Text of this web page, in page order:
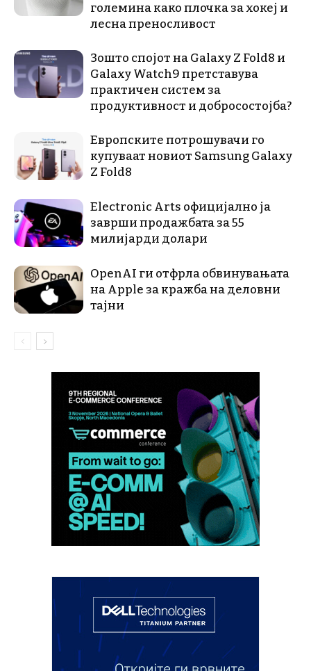
големина како плочка за хокеј и
лесна преносливост
Зошто спојот на Galaxy Z Fold8 и
Galaxy Watch9 претставува
практичен систем за
продуктивност и добросостојба?
Европските потрошувачи го
купуваат новиот Samsung Galaxy
Z Fold8
Electronic Arts официјално ја
заврши продажбата за 55
милијарди долари
OpenAI ги отфрла обвинувањата
на Apple за кражба на деловни
тајни